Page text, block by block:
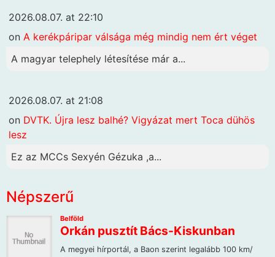
2026.08.07. at 22:10
on A kerékpáripar válsága még mindig nem ért véget
A magyar telephely létesítése már a...
2026.08.07. at 21:08
on DVTK. Újra lesz balhé? Vigyázat mert Toca dühös
lesz
Ez az MCCs Sexyén Gézuka ,a...
Népszerű